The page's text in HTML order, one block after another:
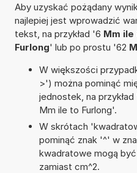
Aby uzyskać pożądany
najlepiej jest wprowadzić
tekst, na przykład '6 Mm ile
Furlong' lub po prostu '62
W większości
>') można pominąć
jednostek, na przykład
Mm ile to Furlong'.
W skrótach
pominąć znak '^' w
kwadratowe mogą
zamiast cm^2.